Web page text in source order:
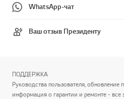
WhatsApp-чат
Ваш отзыв Президенту
ПОДДЕРЖКА
Руководства пользователя, обновление
информация о гарантии и ремонте - все